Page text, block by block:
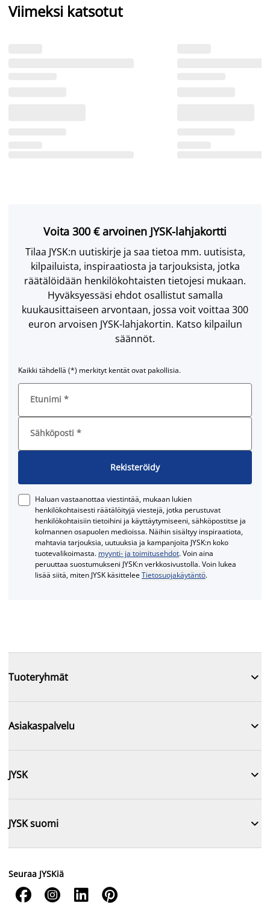
Viimeksi katsotut
Voita 300 € arvoinen JYSK-lahjakortti
Tilaa JYSK:n uutiskirje ja saa tietoa mm. uutisista,
kilpailuista, inspiraatiosta ja tarjouksista, jotka
räätälöidään henkilökohtaisten tietojesi mukaan.
Hyväksyessäsi ehdot osallistut samalla
kuukausittaiseen arvontaan, jossa voit voittaa 300
euron arvoisen JYSK-lahjakortin. Katso kilpailun
säännöt.
Kaikki tähdellä (*) merkityt kentät ovat pakollisia.
Etunimi *
Sähköposti *
Rekisteröidy
Haluan vastaanottaa viestintää, mukaan lukien
henkilökohtaisesti räätälöityjä viestejä, jotka perustuvat
henkilökohtaisiin tietoihini ja käyttäytymiseeni, sähköpostitse ja
kolmannen osapuolen medioissa. Näihin sisältyy inspiraatiota,
mahtavia tarjouksia, uutuuksia ja kampanjoita JYSK:n koko
tuotevalikoimasta. myynti- ja toimitusehdot. Voin aina
peruuttaa suostumukseni JYSK:n verkkosivustolla. Voin lukea
lisää siitä, miten JYSK käsitteleeTietosuojakäytäntö.
Tuoteryhmät 
Asiakaspalvelu 
JYSK 
JYSK suomi 
Seuraa JYSKiä
   